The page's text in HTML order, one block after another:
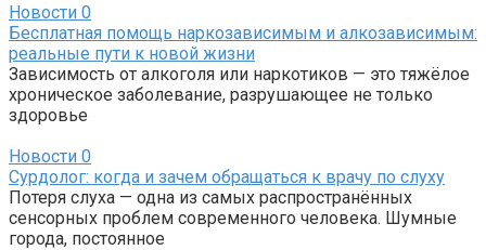
Новости 0
Бесплатная помощь наркозависимым и алкозависимым:
реальные пути к новой жизни
Зависимость от алкоголя или наркотиков — это тяжёлое
хроническое заболевание, разрушающее не только
здоровье
Новости 0
Сурдолог: когда и зачем обращаться к врачу по слуху
Потеря слуха — одна из самых распространённых
сенсорных проблем современного человека. Шумные
города, постоянное